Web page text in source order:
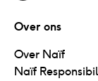
Over ons
Over Naïf
Naïf